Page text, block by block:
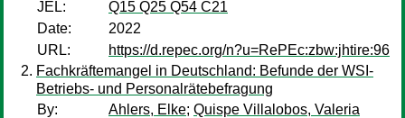
JEL:
Q15 Q25 Q54 C21
Date:
2022
URL:
https://d.repec.org/n?u=RePEc:zbw:jhtire:96
Fachkräftemangel in Deutschland: Befunde der WSI-
Betriebs- und Personalrätebefragung
By:
Ahlers, Elke; Quispe Villalobos, Valeria